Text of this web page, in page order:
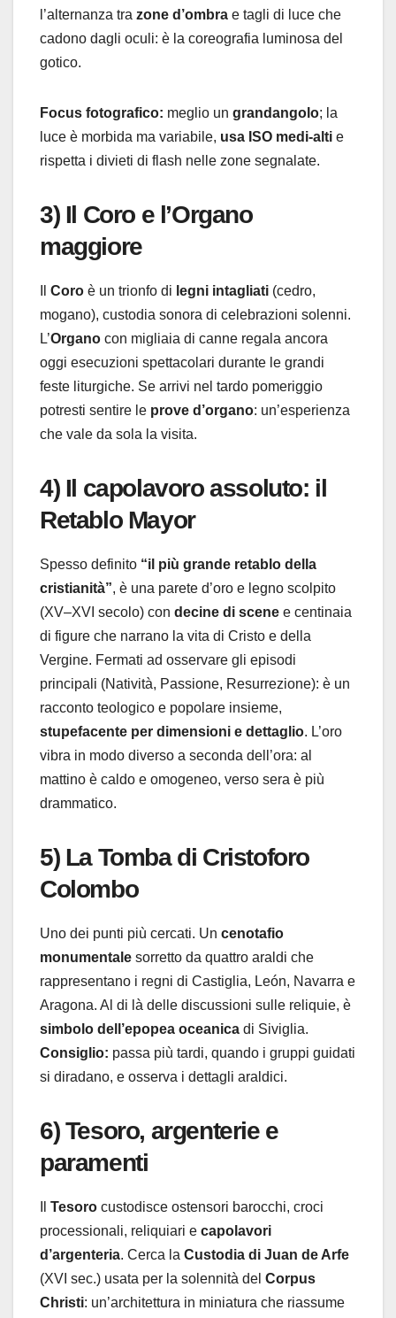
l’alternanza tra zone d’ombra e tagli di luce che
cadono dagli oculi: è la coreografia luminosa del
gotico.
Focus fotografico: meglio un grandangolo; la
luce è morbida ma variabile, usa ISO medi-alti e
rispetta i divieti di flash nelle zone segnalate.
3) Il Coro e l’Organo
maggiore
Coro è un trionfo di legni intagliati (cedro,
mogano), custodia sonora di celebrazioni solenni.
L’Organo con migliaia di canne regala ancora
oggi esecuzioni spettacolari durante le grandi
feste liturgiche. Se arrivi nel tardo pomeriggio
potresti sentire le prove d’organo: un’esperienza
che vale da sola la visita.
4) Il capolavoro assoluto: il
Retablo Mayor
Spesso definito “il più grande retablo della
cristianità”, è una parete d’oro e legno scolpito
(XV–XVI secolo) con decine di scene e centinaia
di figure che narrano la vita di Cristo e della
Vergine. Fermati ad osservare gli episodi
principali (Natività, Passione, Resurrezione): è un
racconto teologico e popolare insieme,
stupefacente per dimensioni e dettaglio. L’oro
vibra in modo diverso a seconda dell’ora: al
mattino è caldo e omogeneo, verso sera è più
drammatico.
5) La Tomba di Cristoforo
Colombo
Uno dei punti più cercati. Un cenotafio
monumentale sorretto da quattro araldi che
rappresentano i regni di Castiglia, León, Navarra e
Aragona. Al di là delle discussioni sulle reliquie, è
simbolo dell’epopea oceanica di Siviglia.
Consiglio: passa più tardi, quando i gruppi guidati
si diradano, e osserva i dettagli araldici.
6) Tesoro, argenterie e
paramenti
Tesoro custodisce ostensori barocchi, croci
processionali, reliquiari e capolavori
d’argenteria. Cerca la Custodia di Juan de Arfe
(XVI sec.) usata per la solennità del Corpus
Christi: un’architettura in miniatura che riassume